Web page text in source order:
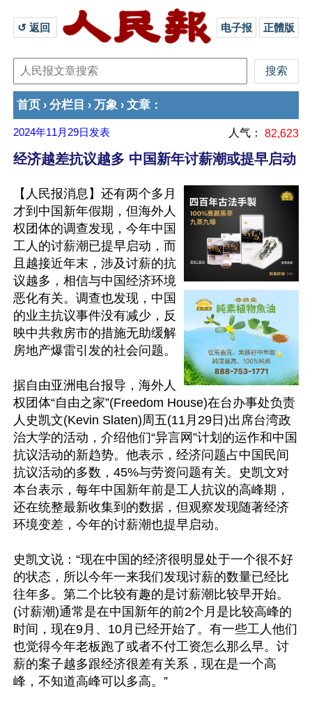
↺ 返回 电子报 正體版
首页 › 分栏目 › 万象 › 文章 ：
2024年11月29日 发表 人气： 82,623
经济越差抗议越多 中国新年讨薪潮或提早启动
【人民报消息】还有两个多月
才到中国新年假期，但海外人
权团体的调查发现，今年中国
工人的讨薪潮已提早启动，而
且越接近年末，涉及讨薪的抗
议越多，相信与中国经济环境
恶化有关。调查也发现，中国
的业主抗议事件没有减少，反
映中共救房市的措施无助缓解
房地产爆雷引发的社会问题。
据自由亚洲电台报导，海外人
权团体“自由之家”(Freedom House)在台办事处负责
人史凯文(Kevin Slaten)周五(11月29日)出席台湾政
治大学的活动，介绍他们“异言网”计划的运作和中国
抗议活动的新趋势。他表示，经济问题占中国民间
抗议活动的多数，45%与劳资问题有关。史凯文对
本台表示，每年中国新年前是工人抗议的高峰期，
还在统整最新收集到的数据，但观察发现随著经济
环境变差，今年的讨薪潮也提早启动。
史凯文说：“现在中国的经济很明显处于一个很不好
的状态，所以今年一来我们发现讨薪的数量已经比
往年多。第二个比较有趣的是讨薪潮比较早开始。
(讨薪潮)通常是在中国新年的前2个月是比较高峰的
时间，现在9月、10月已经开始了。有一些工人他们
也觉得今年老板跑了或者不付工资怎么那么早。讨
薪的案子越多跟经济很差有关系，现在是一个高
峰，不知道高峰可以多高。”